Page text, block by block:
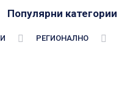
Популярни категории
РЕГИОНАЛНО